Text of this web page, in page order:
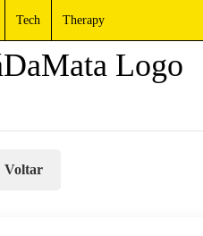
Tech Therapy
Voltar